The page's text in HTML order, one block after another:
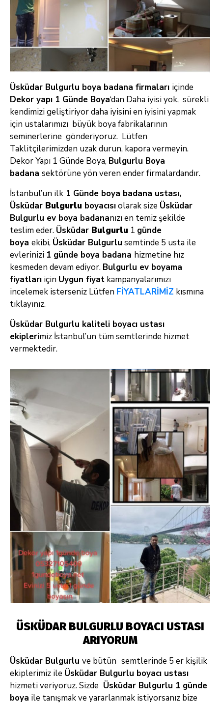
Üsküdar Bulgurlu boya badana firmaları içinde
Dekor yapı 1 Günde Boya‘dan Daha iyisi yok, sürekli
kendimizi geliştiriyor daha iyisini en iyisini yapmak
için ustalarımızı büyük boyafabrikalarının
seminerlerine gönderiyoruz. Lütfen
Taklitçilerimizden uzak durun, kapora vermeyin.
Dekor Yapı 1 Günde Boya, Bulgurlu Boya
badana sektörüne yön veren ender firmalardandır.
İstanbul’un ilk 1 Günde boya badana ustası,
Üsküdar Bulgurlu boyacısıolarak size Üsküdar
Bulgurlu ev boya badananızı en temiz şekilde
teslim eder. Üsküdar Bulgurlu 1 günde
boya ekibi, Üsküdar Bulgurlu semtinde 5 usta ile
evlerinizi 1 günde boya badana hizmetine hız
kesmeden devam ediyor. Bulgurlu ev boyama
fiyatları için Uygun fiyat kampanyalarımızı
incelemek isterseniz Lütfen FİYATLARİMİZ kısmına
tıklayınız.
Üsküdar Bulgurlu kaliteli boyacı ustası
ekiplerimiz İstanbul’un tüm semtlerinde hizmet
vermektedir.
ÜSKÜDAR BULGURLU BOYACI USTASI
ARIYORUM
Üsküdar Bulgurlu ve bütün semtlerinde 5 er kişilik
ekiplerimiz ile Üsküdar Bulgurlu boyacı ustası
hizmeti veriyoruz. Sizde Üsküdar Bulgurlu 1 günde
boya ile tanışmak ve yararlanmak istiyorsanız bize